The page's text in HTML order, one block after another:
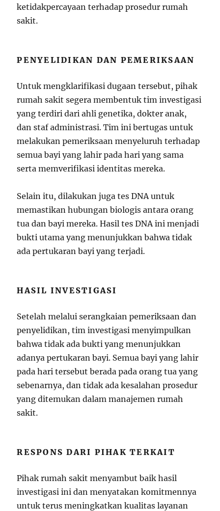
ketidakpercayaan terhadap prosedur rumah
sakit.
PENYELIDIKAN DAN PEMERIKSAAN
Untuk mengklarifikasi dugaan tersebut, pihak
rumah sakit segera membentuk tim investigasi
yang terdiri dari ahli genetika, dokter anak,
dan staf administrasi. Tim ini bertugas untuk
melakukan pemeriksaan menyeluruh terhadap
semua bayi yang lahir pada hari yang sama
serta memverifikasi identitas mereka.
Selain itu, dilakukan juga tes DNA untuk
memastikan hubungan biologis antara orang
tua dan bayi mereka. Hasil tes DNA ini menjadi
bukti utama yang menunjukkan bahwa tidak
ada pertukaran bayi yang terjadi.
HASIL INVESTIGASI
Setelah melalui serangkaian pemeriksaan dan
penyelidikan, tim investigasi menyimpulkan
bahwa tidak ada bukti yang menunjukkan
adanya pertukaran bayi. Semua bayi yang lahir
pada hari tersebut berada pada orang tua yang
sebenarnya, dan tidak ada kesalahan prosedur
yang ditemukan dalam manajemen rumah
sakit.
RESPONS DARI PIHAK TERKAIT
Pihak rumah sakit menyambut baik hasil
investigasi ini dan menyatakan komitmennya
untuk terus meningkatkan kualitas layanan